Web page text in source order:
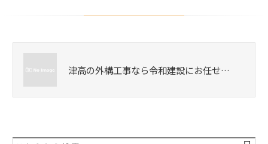
津高の外構工事なら令和建設にお任せ…